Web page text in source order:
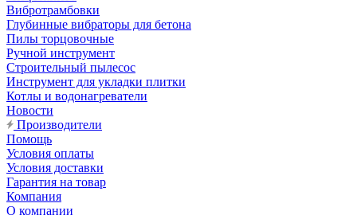
Вибротрамбовки
Глубинные вибраторы для бетона
Пилы торцовочные
Ручной инструмент
Строительный пылесос
Инструмент для укладки плитки
Котлы и водонагреватели
Новости
Производители
Помощь
Условия оплаты
Условия доставки
Гарантия на товар
Компания
О компании